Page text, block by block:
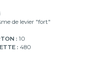
de levier "fort"
: 10
: 480